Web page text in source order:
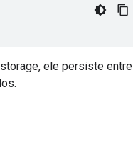
ele persiste entre